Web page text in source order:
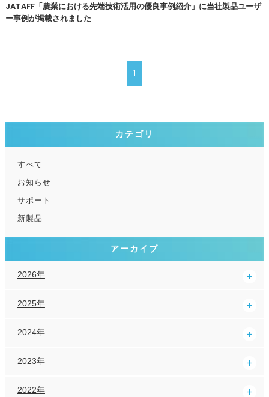
JATAFF「農業における先端技術活用の優良事例紹介」に当社製品ユーザ
ー事例が掲載されました
1
カテゴリ
すべて
お知らせ
サポート
新製品
アーカイブ
2026年
2025年
2024年
2023年
2022年